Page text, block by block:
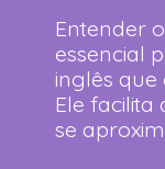
Entender
essencial
inglês que
Ele facilita
se